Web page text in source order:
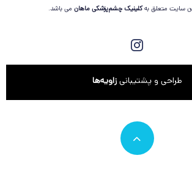
سایت متعلق بهکلینیک چشم‌پزشکی ماهان می باشد.
طراحی و پشتیبانیزاویه‌ها